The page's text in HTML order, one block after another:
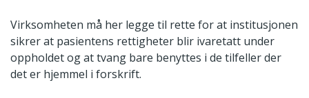
Virksomheten må her legge til rette for at institusjonen
sikrer at pasientens rettigheter blir ivaretatt under
oppholdet og at tvang bare benyttes i de tilfeller der
det er hjemmel i forskrift.